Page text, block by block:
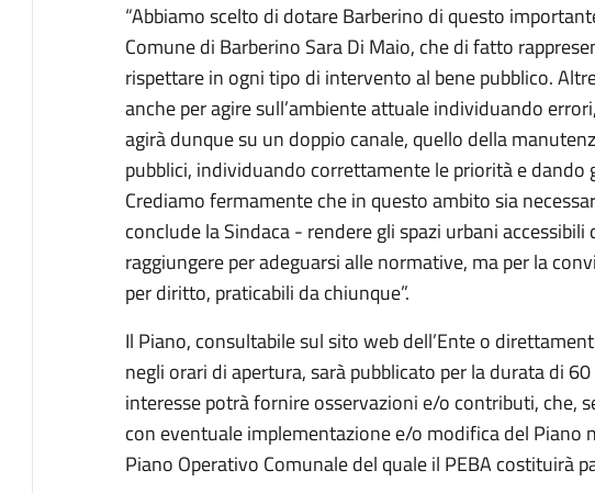
“Abbiamo scelto di dotare Barberino di questo
Comune di Barberino Sara Di Maio, che di fatto
rispettare in ogni tipo di intervento al bene pubblico.
anche per agire sull’ambiente attuale individuando
agirà dunque su un doppio canale, quello della
pubblici, individuando correttamente le priorità e dando
Crediamo fermamente che in questo ambito sia
conclude la Sindaca - rendere gli spazi urbani
raggiungere per adeguarsi alle normative, ma per la
per diritto, praticabili da chiunque”.
Il Piano, consultabile sul sito web dell’Ente o
negli orari di apertura, sarà pubblicato per la durata di
interesse potrà fornire osservazioni e/o contributi, che,
con eventuale implementazione e/o modifica del Piano
Piano Operativo Comunale del quale il PEBA costituirà